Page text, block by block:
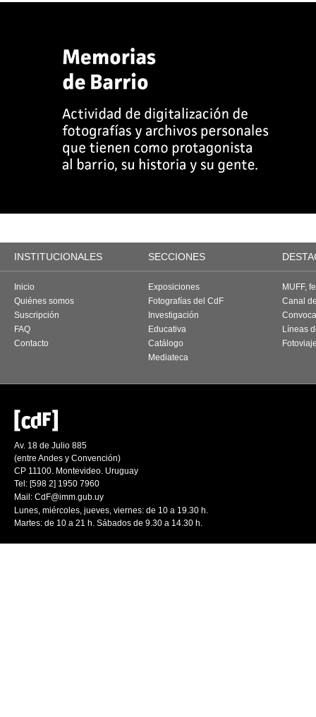
INSTITUCIONALES SECCIONES
Inicio
Quiénes somos
Suscripción
FAQ
Contacto
Exposiciones
Fotografías del CdF
Investigación
Educativa
Catálogo
Mediateca
MUFF,
Canal
Líneas
Av. 18 de Julio 885
(entre Andes y Convención)
CP 11100. Montevideo. Uruguay
Tel: [598 2] 1950 7960
Mail: CdF@imm.gub.uy
Lunes, miércoles, jueves, viernes: de 10 a 19.30 h.
Martes: de 10 a 21 h. Sábados de 9.30 a 14.30 h.